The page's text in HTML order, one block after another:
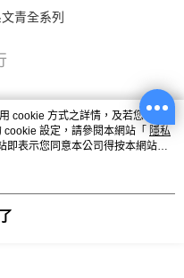
文青全系列
cookie 方式之詳情，及若您不希
設定，請參閱本網站「 隱私
即表示您同意本公司得按本網站使